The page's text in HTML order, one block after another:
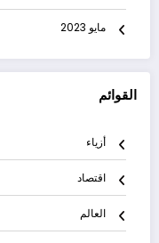
مايو 2023
القوائم
أزياء
اقتصاد
العالم